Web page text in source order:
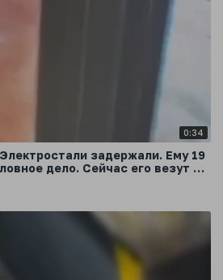
0:34
задержали. Ему 19
дело. Сейчас его везут на